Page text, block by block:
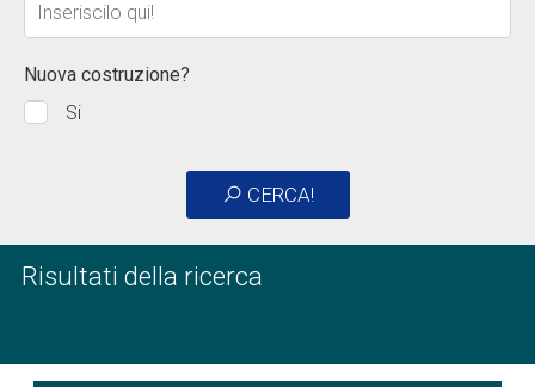
Nuova costruzione?
Si
CERCA!
Risultati della ricerca